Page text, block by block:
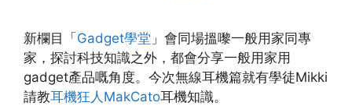
新欄目「 Gadget學堂 」會同場搵嚟一般用家同專
家，探討科技知識之外，都會分享一般用家用
gadget產品嘅角度。今次無線耳機篇就有學徒Mikki
請教耳機狂人MakCato耳機知識。